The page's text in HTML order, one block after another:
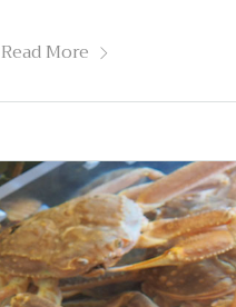
Read More